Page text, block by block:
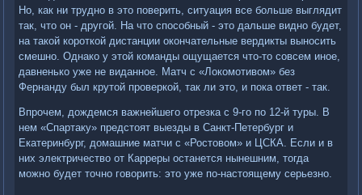
Но, как ни трудно в это поверить, ситуация все больше выглядит
так, что он - другой. На что способный - это дальше видно будет,
на такой короткой дистанции окончательные вердикты выносить
смешно. Однако у этой команды ощущается что-то совсем иное,
давненько уже не виданное. Матч с «Локомотивом» без
Фернанду был крутой проверкой, так ли это, и пока ответ - так.
Впрочем, дождемся важнейшего отрезка с 9-го по 12-й туры. В
нем «Спартаку» предстоят выезды в Санкт-Петербург и
Екатеринбург, домашние матчи с «Ростовом» и ЦСКА. Если и в
них электричество от Карреры останется нынешним, тогда
можно будет точно говорить: это уже по-настоящему серьезно.